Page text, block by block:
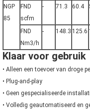
NGP
85
FND
scfm
- 71.3 60.4
FND
Nm3/h
- 148.3 125.6
Klaar voor gebruik
• Alleen een toevoer van droge
• Plug-and-play
• Geen gespecialiseerde
• Volledig geautomatiseerd en